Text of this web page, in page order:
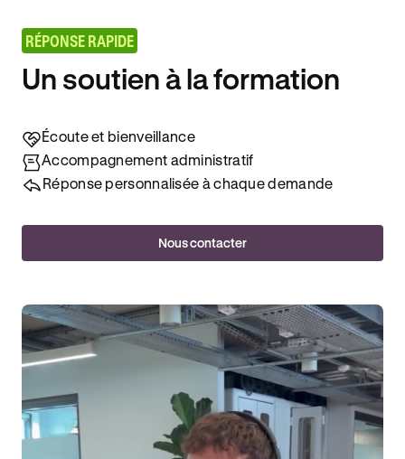
RÉPONSE RAPIDE
Un soutien à la formation
Écoute et bienveillance
Accompagnement administratif
Réponse personnalisée à chaque demande
Nous contacter